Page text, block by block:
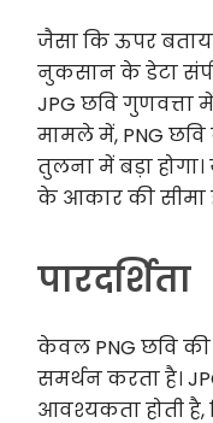
जैसा कि ऊपर
नुकसान के डेटा
JPG छवि
मामले में, PNG
तुलना में बड़ा
के आकार की सीमा
पारदर्शिता
केवल PNG छवि की
समर्थन करता है।
आवश्यकता होती